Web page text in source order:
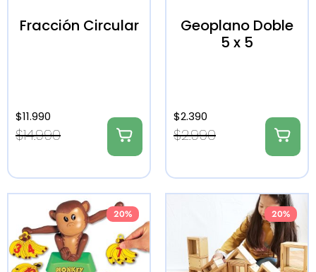
Fracción Circular
$14.990
$11.990
Geoplano Doble
5 x 5
$2.990
$2.390
20% 20%